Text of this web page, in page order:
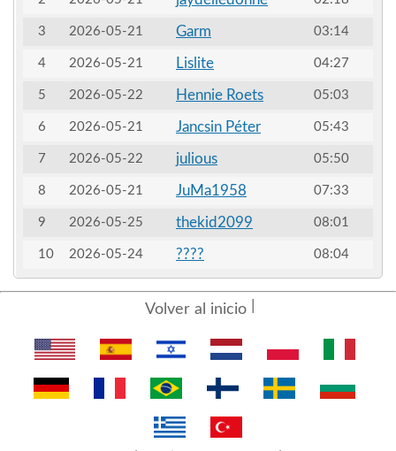
3 2026-05-21 Garm 03:14
4 2026-05-21 Lislite 04:27
5 2026-05-22 Hennie Roets 05:03
6 2026-05-21 Jancsin Péter 05:43
7 2026-05-22 julious 05:50
8 2026-05-21 JuMa1958 07:33
9 2026-05-25 thekid2099 08:01
10 2026-05-24 ???? 08:04
Volver al inicio